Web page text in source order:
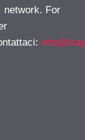
network. For
: